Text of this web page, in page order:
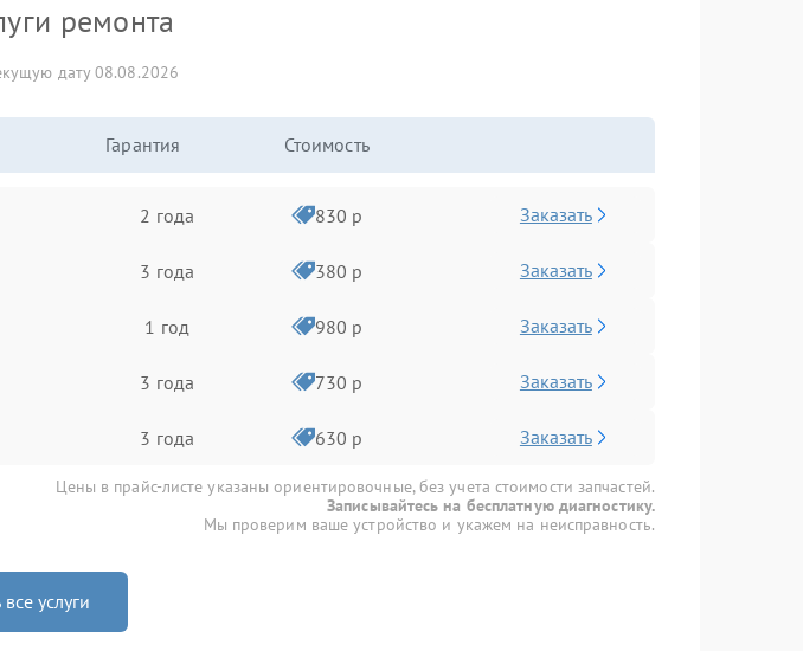
ремонта
дату 08.08.2026
Гарантия Стоимость
2 года 830 р Заказать
3 года 380 р Заказать
1 год 980 р Заказать
3 года 730 р Заказать
3 года 630 р Заказать
Цены в прайс-листе указаны ориентировочные, без учета стоимости запчастей.
Записывайтесь на бесплатную диагностику.
Мы проверим ваше устройство и укажем на неисправность.
услуги